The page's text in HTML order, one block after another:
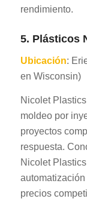
rendimiento.
5. Plásticos
Ubicación:
en Wisconsin)
Nicolet
moldeo por
proyectos
respuesta.
Nicolet
precios